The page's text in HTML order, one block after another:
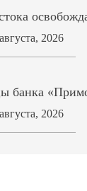
2026
банка
2026